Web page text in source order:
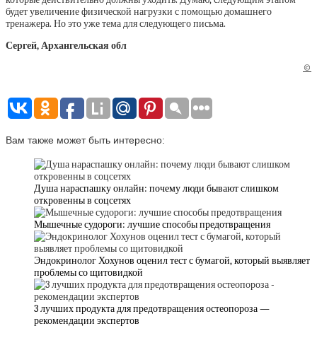
будет увеличение физической нагрузки с помощью домашнего
тренажера. Но это уже тема для следующего письма.
Сергей,Архангельская обл
©
Вам также может быть интересно:
Душа нараспашку онлайн: почему люди бывают слишком
откровенны в соцсетях
Мышечные судороги: лучшие способы предотвращения
Эндокринолог Хохунов оценил тест с бумагой, который выявляет
проблемы со щитовидкой
3 лучших продукта для предотвращения остеопороза —
рекомендации экспертов